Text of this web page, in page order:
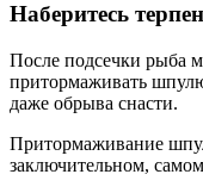
Наберитесь
После подсечки рыба
притормаживать шпулю
даже обрыва снасти.
Притормаживание
заключительном,